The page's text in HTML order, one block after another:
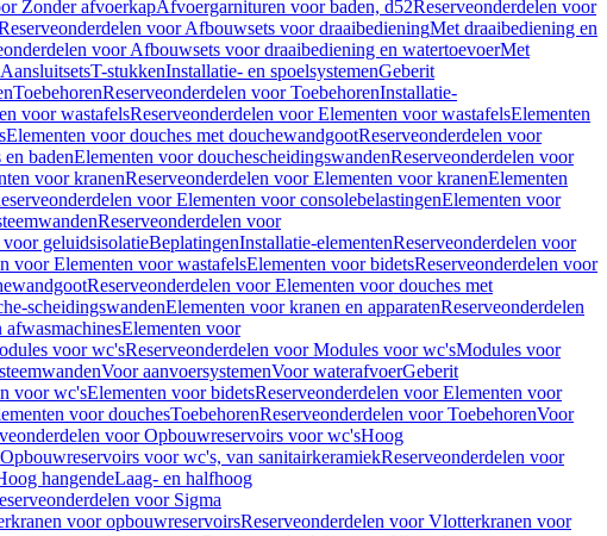
Zonder afvoerkapAfvoergarnituren voor baden, d52Reserveonderdelen voor
voor Afbouwsets voor draaibedieningMet draaibediening en
voor Afbouwsets voor draaibediening en watertoevoerMet
AansluitsetsT-stukkenInstallatie- en spoelsystemenGeberit
ToebehorenReserveonderdelen voor ToebehorenInstallatie-
voor wastafelsReserveonderdelen voor Elementen voor wastafelsElementen
Elementen voor douches met douchewandgootReserveonderdelen voor
badenElementen voor douchescheidingswandenReserveonderdelen voor
voor kranenReserveonderdelen voor Elementen voor kranenElementen
voor Elementen voor consolebelastingenElementen voor
Reserveonderdelen voor
voor geluidsisolatieBeplatingenInstallatie-elementenReserveonderdelen voor
voor Elementen voor wastafelsElementen voor bidetsReserveonderdelen voor
Reserveonderdelen voor Elementen voor douches met
scheidingswandenElementen voor kranen en apparatenReserveonderdelen
afwasmachinesElementen voor
voor wc'sReserveonderdelen voor Modules voor wc'sModules voor
Voor aanvoersystemenVoor waterafvoerGeberit
voor wc'sElementen voor bidetsReserveonderdelen voor Elementen voor
voor douchesToebehorenReserveonderdelen voor ToebehorenVoor
voor Opbouwreservoirs voor wc'sHoog
Opbouwreservoirs voor wc's, van sanitairkeramiekReserveonderdelen voor
hangendeLaag- en halfhoog
voor Sigma
voor opbouwreservoirsReserveonderdelen voor Vlotterkranen voor